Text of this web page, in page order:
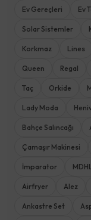
Ev Gereçleri Ev
Solar Sistemler
Korkmaz Lines
Queen Regal
Taç Orkide
Lady Moda
Bahçe Salıncağı
Çamaşır Makinesi
İmparator MDHL
Airfryer Alez
Ankastre Set